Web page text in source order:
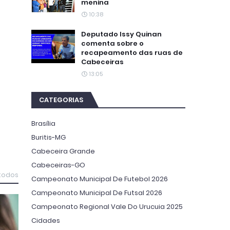
menina
10:38
Deputado Issy Quinan
comenta sobre o
recapeamento das ruas de
Cabeceiras
13:05
CATEGORIAS
Brasília
Buritis-MG
Cabeceira Grande
Cabeceiras-GO
Campeonato Municipal De Futebol 2026
Campeonato Municipal De Futsal 2026
Campeonato Regional Vale Do Urucuia 2025
Cidades